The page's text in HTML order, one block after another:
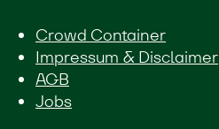
Crowd Container
Impressum & Disclaimer
AGB
Jobs